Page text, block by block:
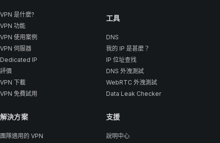
VPN 是什麼?
VPN 功能
VPN 使用案例
VPN 伺服器
Dedicated IP
評價
VPN 下載
VPN 免費試用
解決方案
團隊適用的 VPN
工具
DNS
我的 IP 是甚麼？
IP 位址查找
DNS 外洩測試
WebRTC 外洩測試
Data Leak Checker
支援
說明中心